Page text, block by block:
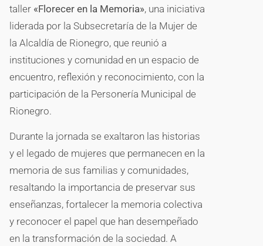
taller «Florecer en la Memoria», una iniciativa
liderada por la Subsecretaría de la Mujer de
la Alcaldía de Rionegro, que reunió a
instituciones y comunidad en un espacio de
encuentro, reflexión y reconocimiento, con la
participación de la Personería Municipal de
Rionegro.
Durante la jornada se exaltaron las historias
y el legado de mujeres que permanecen en la
memoria de sus familias y comunidades,
resaltando la importancia de preservar sus
enseñanzas, fortalecer la memoria colectiva
y reconocer el papel que han desempeñado
en la transformación de la sociedad. A